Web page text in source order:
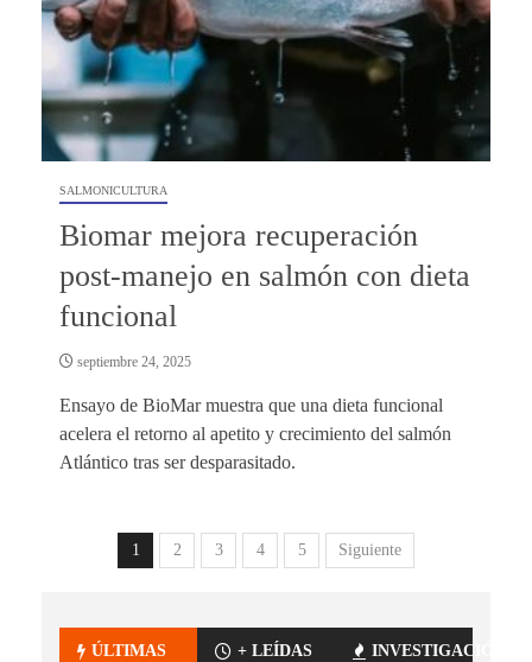
SALMONICULTURA
Biomar mejora recuperación
post-manejo en salmón con dieta
funcional
septiembre 24, 2025
Ensayo de BioMar muestra que una dieta funcional
acelera el retorno al apetito y crecimiento del salmón
Atlántico tras ser desparasitado.
1 2 3 4 5 Siguiente
ÚLTIMAS + LEÍDAS INVESTIGACIÓN